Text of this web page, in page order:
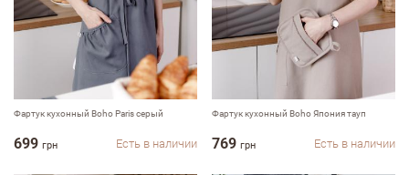
Фартук кухонный Boho Paris серый
699 грн Есть в наличии
Фартук кухонный Boho Япония тауп
769 грн Есть в наличии